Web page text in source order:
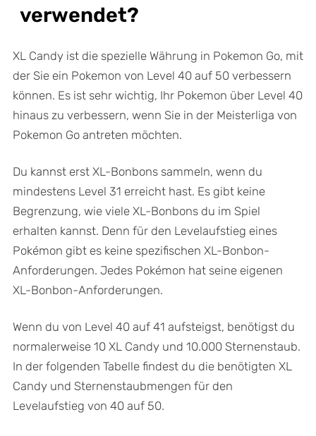
verwendet?
XL Candy ist die spezielle Währung in Pokemon Go, mit
der Sie ein Pokemon von Level 40 auf 50 verbessern
können. Es ist sehr wichtig, Ihr Pokemon über Level 40
hinaus zu verbessern, wenn Sie in der Meisterliga von
Pokemon Go antreten möchten.
Du kannst erst XL-Bonbons sammeln, wenn du
mindestens Level 31 erreicht hast. Es gibt keine
Begrenzung, wie viele XL-Bonbons du im Spiel
erhalten kannst. Denn für den Levelaufstieg eines
Pokémon gibt es keine spezifischen XL-Bonbon-
Anforderungen. Jedes Pokémon hat seine eigenen
XL-Bonbon-Anforderungen.
Wenn du von Level 40 auf 41 aufsteigst, benötigst du
normalerweise 10 XL Candy und 10.000 Sternenstaub.
In der folgenden Tabelle findest du die benötigten XL
Candy und Sternenstaubmengen für den
Levelaufstieg von 40 auf 50.